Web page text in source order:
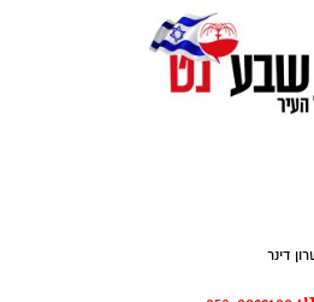
בפרשת היעדרותו של
דינר